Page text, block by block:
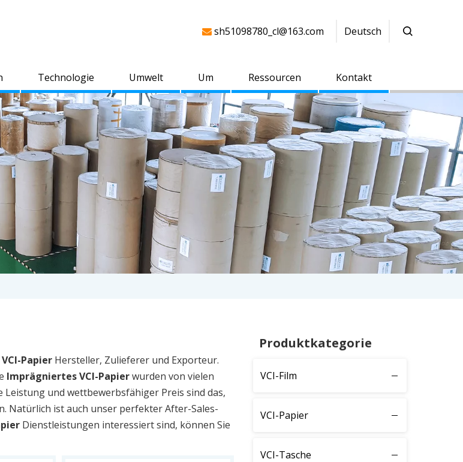
 sh51098780_cl@163.com Deutsch
Technologie Umwelt Um Ressourcen Kontakt
Papier Hersteller, Zulieferer und Exporteur.
Imprägniertes VCI-Papierwurden von vielen
und wettbewerbsfähiger Preis sind das,
Natürlich ist auch unser perfekter After-Sales-
Dienstleistungen interessiert sind, können Sie
Produktkategorie
VCI-Film
VCI-Papier
VCI-Tasche